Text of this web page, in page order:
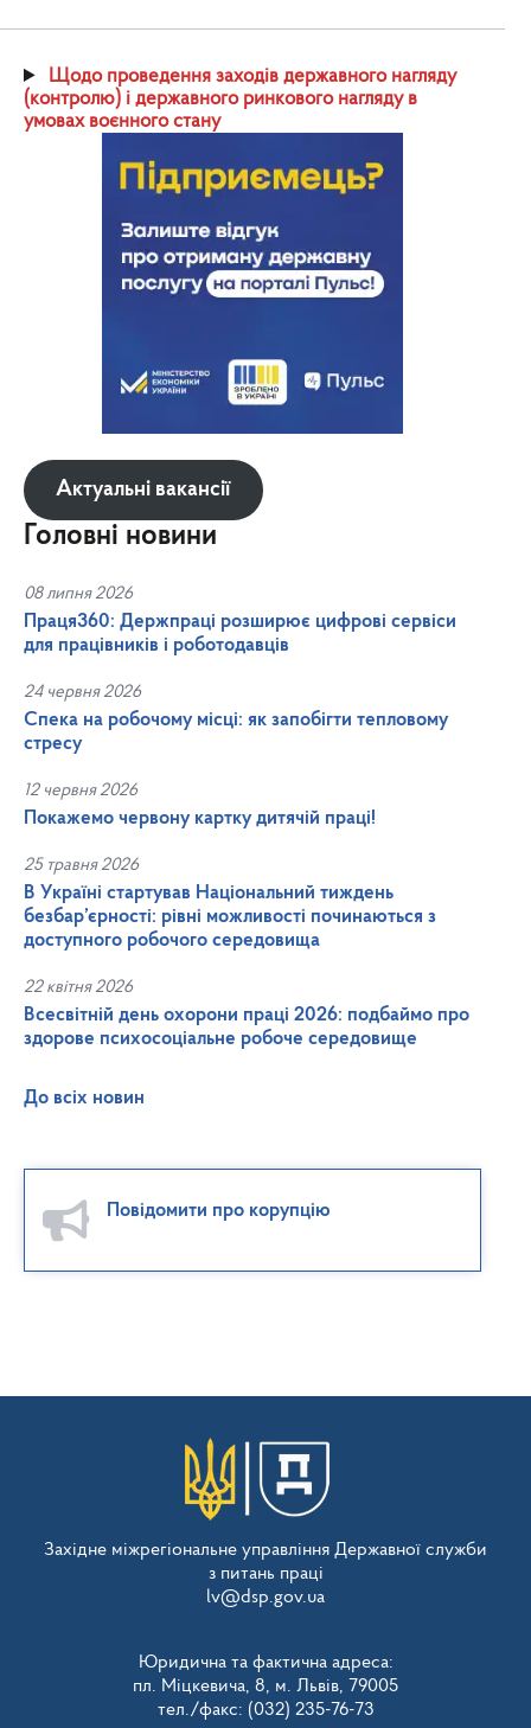
Щодо проведення заходів державного нагляду
(контролю) і державного ринкового нагляду в
умовах воєнного стану
Актуальні вакансії
Головні новини
08 липня 2026
Праця360: Держпраці розширює цифрові сервіси
для працівників і роботодавців
24 червня 2026
Спека на робочому місці: як запобігти тепловому
стресу
12 червня 2026
Покажемо червону картку дитячій праці!
25 травня 2026
В Україні стартував Національний тиждень
безбар’єрності: рівні можливості починаються з
доступного робочого середовища
22 квітня 2026
Всесвітній день охорони праці 2026: подбаймо про
здорове психосоціальне робоче середовище
До всіх новин
Повідомити про корупцію
Західне міжрегіональне управління Державної служби
з питань праці
lv@dsp.gov.ua
Юридична та фактична адреса:
пл. Міцкевича, 8, м. Львів, 79005
тел./факс: (032) 235-76-73